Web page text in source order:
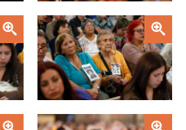
Zoom
Zoom